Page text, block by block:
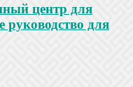
центр для
руководство для